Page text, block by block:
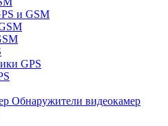
и GSM
GPS
Обнаружители видеокамер